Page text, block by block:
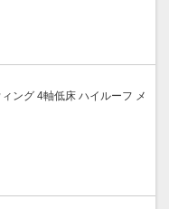
ング 4軸低床 ハイルーフ メ